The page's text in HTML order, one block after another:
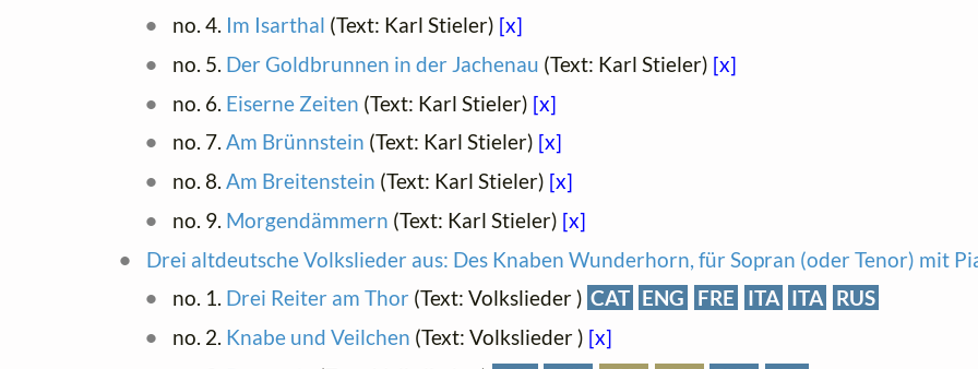
no. 4. Im Isarthal (Text: Karl Stieler) [x]
no. 5. Der Goldbrunnen in der Jachenau (Text: Karl Stieler) [x]
no. 6. Eiserne Zeiten (Text: Karl Stieler) [x]
no. 7. Am Brünnstein (Text: Karl Stieler) [x]
no. 8. Am Breitenstein (Text: Karl Stieler) [x]
no. 9. Morgendämmern (Text: Karl Stieler) [x]
Drei altdeutsche Volkslieder aus: Des Knaben Wunderhorn, für Sopran (oder Tenor) mit
no. 1. Drei Reiter am Thor (Text: Volkslieder ) CAT ENG FRE ITA ITA RUS
no. 2. Knabe und Veilchen (Text: Volkslieder ) [x]